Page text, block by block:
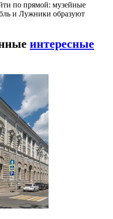
по прямой: музейные
и Лужники образуют
интересные